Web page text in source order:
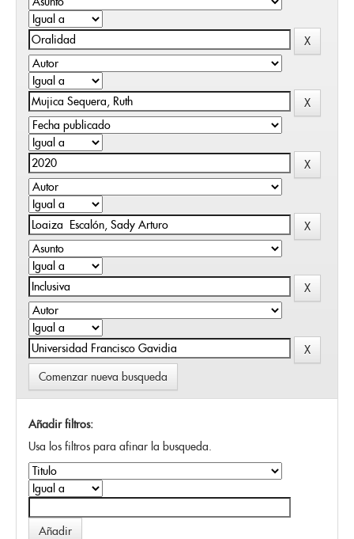
Comenzar nueva busqueda
Añadir filtros:
Usa los filtros para afinar la busqueda.